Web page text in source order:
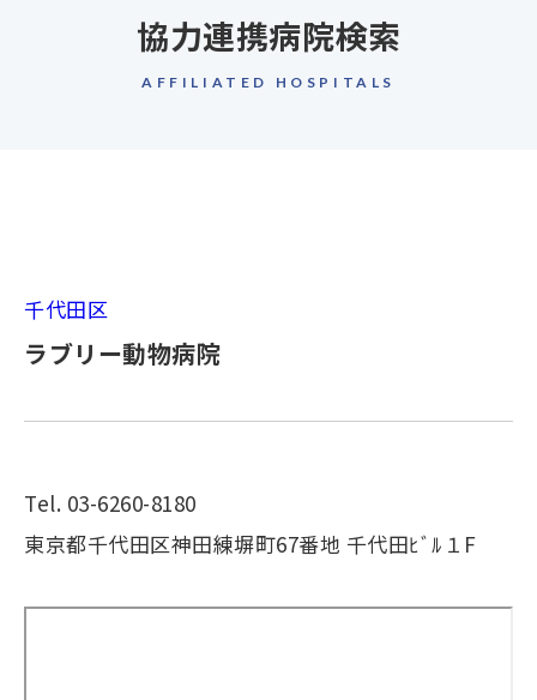
協力連携病院検索
AFFILIATED HOSPITALS
千代田区
ラブリー動物病院
Tel. 03-6260-8180
東京都千代田区神田練塀町67番地 千代田ﾋﾞﾙ１F